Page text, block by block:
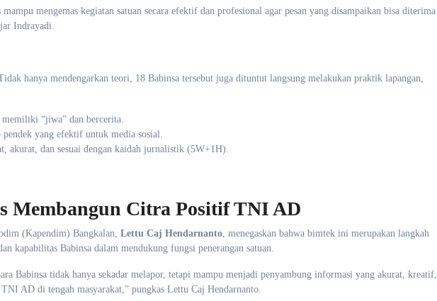
mengemas kegiatan satuan secara efektif dan profesional agar pesan yang disampaikan bisa diterima
Indrayadi.
hanya mendengarkan teori, 18 Babinsa tersebut juga dituntut langsung melakukan praktik lapangan,
“jiwa” dan bercerita.
yang efektif untuk media sosial.
akurat, dan sesuai dengan kaidah jurnalistik (5W+1H).
Membangun Citra Positif TNI AD
(Kapendim) Bangkalan, Lettu Caj Hendarnanto, menegaskan bahwa bimtek ini merupakan langkah
kapabilitas Babinsa dalam mendukung fungsi penerangan satuan.
Babinsa tidak hanya sekadar melapor, tetapi mampu menjadi penyambung informasi yang akurat, kreatif,
AD di tengah masyarakat,” pungkas Lettu Caj Hendarnanto.